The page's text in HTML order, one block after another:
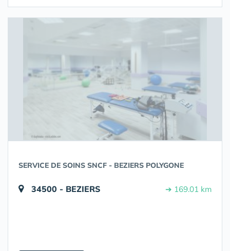
SERVICE DE SOINS SNCF - BEZIERS POLYGONE
34500 - BEZIERS ➔ 169.01 km